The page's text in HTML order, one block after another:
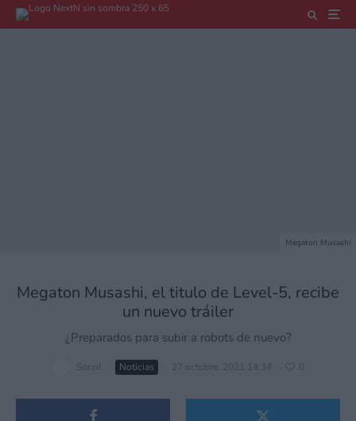
Megaton Musashi
Megaton Musashi, el titulo de Level-5, recibe
un nuevo tráiler
¿Preparados para subir a robots de nuevo?
Sonol Noticias 27 octubre, 2021 14:34 0